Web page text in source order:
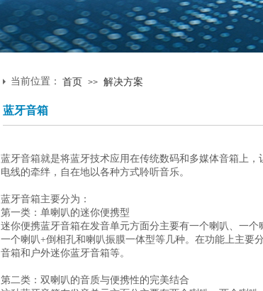
当前位置： 首页 >> 解决方案
蓝牙音箱
蓝牙音箱就是将蓝牙技术应用在传统数码和多媒体音箱上，
电线的牵绊，自在地以各种方式聆听音乐。
蓝牙音箱主要分为：
第一类：单喇叭的迷你便携型
迷你便携蓝牙音箱在发音单元方面分主要有一个喇叭、一个
一个喇叭+倒相孔和喇叭振膜一体型等几种。在功能上主要
音箱和户外迷你蓝牙音箱等。
第二类：双喇叭的音质与便携性的完美结合